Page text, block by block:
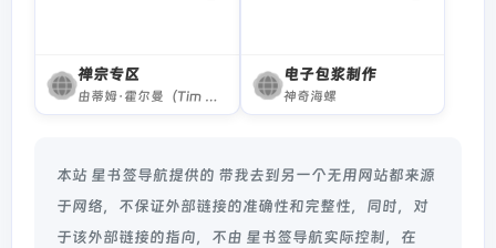
禅宗专区
由蒂姆·霍尔曼（Tim Holman）建造的极简主义冥想区，旨在通过小型，迷人，温和有趣和奇怪的令人满意的活动的力量使您平静下来。感受禅意！
电子包浆制作
神奇海螺
本站 星书签导航提供的 带我去到另一个无用网站都来源
于网络，不保证外部链接的准确性和完整性，同时，对
于该外部链接的指向，不由 星书签导航实际控制，在